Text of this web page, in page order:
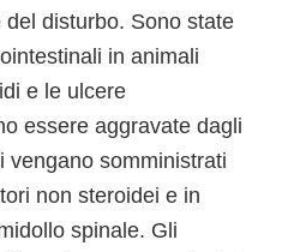
disturbo. Sono state
in animali
e le ulcere
essere aggravate dagli
vengano somministrati
non steroidei e in
spinale. Gli